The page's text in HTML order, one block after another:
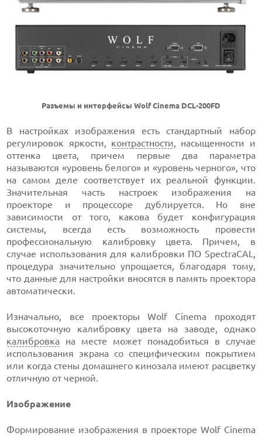
Разъемы и интерфейсы Wolf Cinema DCL-200FD
В настройках изображения есть стандартный набор
регулировок яркости, контрастности, насыщенности и
оттенка цвета, причем первые два параметра
называются «уровень белого» и «уровень черного», что
на самом деле соответствует их реальной функции.
Значительная часть настроек изображения на
проекторе и процессоре дублируется. Но вне
зависимости от того, какова будет конфигурация
системы, всегда есть возможность провести
профессиональную калибровку цвета. Причем, в
случае использования для калибровки ПО SpectraCAL,
процедура значительно упрощается, благодаря тому,
что данные для настройки вносятся в память проектора
автоматически.
Изначально, все проекторы Wolf Cinema проходят
высокоточную калибровку цвета на заводе, однако
калибровка на месте может понадобиться в случае
использования экрана со специфическим покрытием
или когда стены домашнего кинозала имеют расцветку
отличную от черной.
Изображение
Формирование изображения в проекторе Wolf Cinema